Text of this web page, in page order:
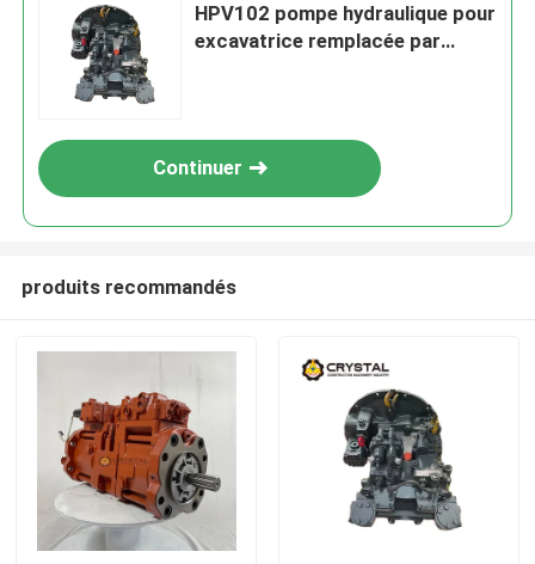
HPV102 pompe hydraulique pour
excavatrice remplacée par
Continuer
produits recommandés